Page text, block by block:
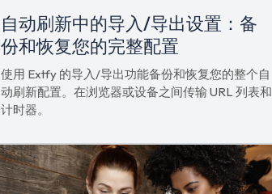
自动刷新中的导入/导出设置：备
份和恢复您的完整配置
使用 Extfy 的导入/导出功能备份和恢复您的整个自
动刷新配置。在浏览器或设备之间传输 URL 列表和
计时器。